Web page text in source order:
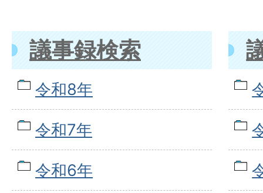
議事録検索
令和8年
令和7年
令和6年